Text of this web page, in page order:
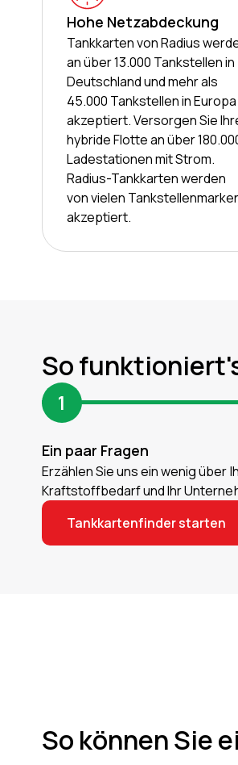
Hohe Netzabdeckung
Tankkarten von Radius
an über 13.000 Tankstellen in
Deutschland und mehr als
45.000 Tankstellen in Europa
akzeptiert. Versorgen Sie
hybride Flotte an über
Ladestationen mit Strom.
Radius-Tankkarten werden
von vielen
akzeptiert.
So
1
Ein paar Fragen
Erzählen Sie uns ein wenig über
Kraftstoffbedarf und Ihr
Tankkartenfinder starten
So können Sie